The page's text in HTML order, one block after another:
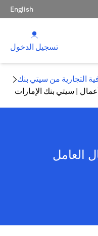
English
تسجيل الدخول
التجارية من سيتي بنك
| سيتي بنك الإمارات
العامل